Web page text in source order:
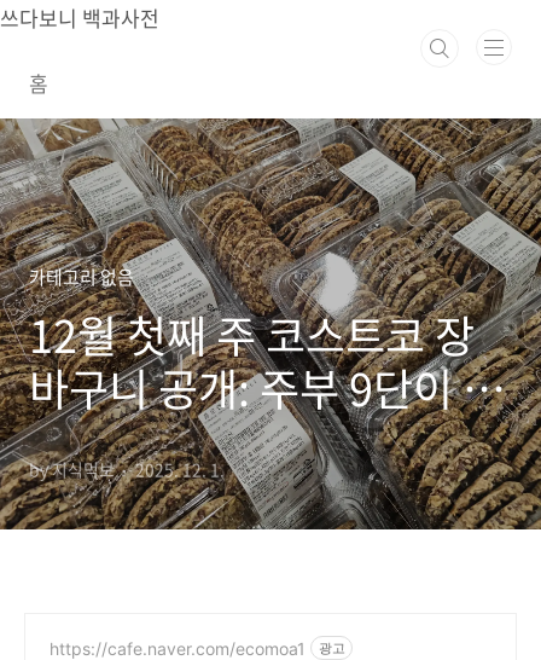
본문 바로가기
쓰다보니 백과사전
홈
카테고리 없음
12월 첫째 주 코스트코 장
바구니 공개: 주부 9단이 고
른 추천템 13가지 (가격/활
용 꿀팁)
by 지식먹보 2025. 12. 1.
https://cafe.naver.com/ecomoa1 광고